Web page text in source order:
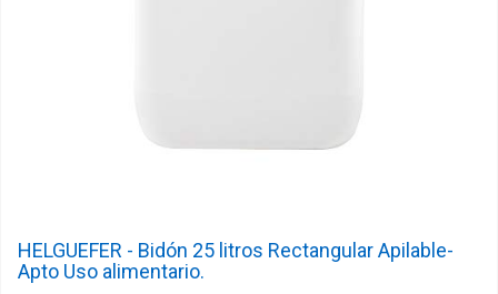
HELGUEFER - Bidón 25 litros Rectangular Apilable-
Apto Uso alimentario.